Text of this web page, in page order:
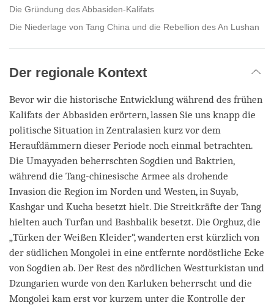
Die Gründung des Abbasiden-Kalifats
Die Niederlage von Tang China und die Rebellion des An Lushan
Der regionale Kontext
Bevor wir die historische Entwicklung während des frühen
Kalifats der Abbasiden erörtern, lassen Sie uns knapp die
politische Situation in Zentralasien kurz vor dem
Heraufdämmern dieser Periode noch einmal betrachten.
Die Umayyaden beherrschten Sogdien und Baktrien,
während die Tang-chinesische Armee als drohende
Invasion die Region im Norden und Westen, in Suyab,
Kashgar und Kucha besetzt hielt. Die Streitkräfte der Tang
hielten auch Turfan und Bashbalik besetzt. Die Orghuz, die
„Türken der Weißen Kleider“, wanderten erst kürzlich von
der südlichen Mongolei in eine entfernte nordöstliche Ecke
von Sogdien ab. Der Rest des nördlichen Westturkistan und
Dzungarien wurde von den Karluken beherrscht und die
Mongolei kam erst vor kurzem unter die Kontrolle der